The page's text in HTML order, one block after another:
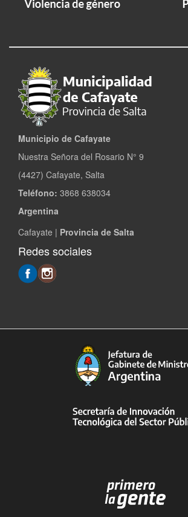
Municipio de Cafayate
Nuestra Señora del Rosario N° 9
(4427) Cafayate, Salta
Teléfono: 3868 638034
Argentina
Cafayate | Provincia de Salta
Redes sociales